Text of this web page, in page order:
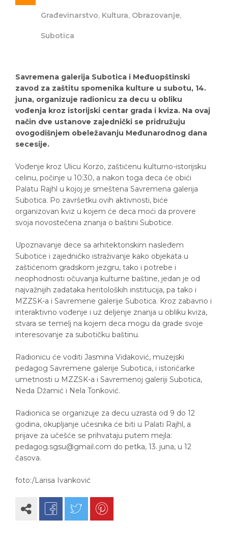
Građevinarstvo, Kultura, Obrazovanje,
Subotica
Savremena galerija Subotica i Međuopštinski
zavod za zaštitu spomenika kulture u subotu, 14.
juna, organizuje radionicu za decu u obliku
vođenja kroz istorijski centar grada i kviza. Na ovaj
način dve ustanove zajednički se pridružuju
ovogodišnjem obeležavanju Međunarodnog dana
secesije.
Vođenje kroz Ulicu Korzo, zaštićenu kulturno-istorijsku
celinu, počinje u 10:30, a nakon toga deca će obići
Palatu Rajhl u kojoj je smeštena Savremena galerija
Subotica. Po završetku ovih aktivnosti, biće
organizovan kviz u kojem će deca moći da provere
svoja novostečena znanja o baštini Subotice.
Upoznavanje dece sa arhitektonskim nasleđem
Subotice i zajedničko istraživanje kako objekata u
zaštićenom gradskom jezgru, tako i potrebe i
neophodnosti očuvanja kulturne baštine, jedan je od
najvažnijih zadataka heritoloških institucija, pa tako i
MZZSK-a i Savremene galerije Subotica. Kroz zabavno i
interaktivno vođenje i uz deljenje znanja u obliku kviza,
stvara se temelj na kojem deca mogu da grade svoje
interesovanje za subotičku baštinu.
Radionicu će voditi Jasmina Vidaković, muzejski
pedagog Savremene galerije Subotica, i istoričarke
umetnosti u MZZSK-a i Savremenoj galeriji Subotica,
Neda Džamić i Nela Tonković.
Radionica se organizuje za decu uzrasta od 9 do 12
godina, okupljanje učesnika će biti u Palati Rajhl, a
prijave za učešće se prihvataju putem mejla:
pedagog.sgsu@gmail.com do petka, 13. juna, u 12
časova.
foto:/Larisa Ivanković